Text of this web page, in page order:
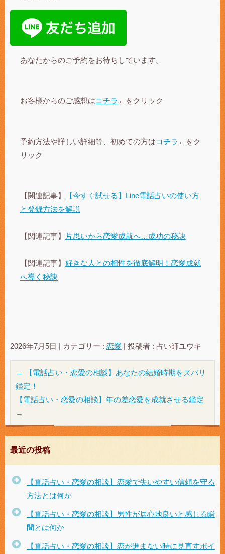
あなたからのご予約をお待ちしています。
お客様からのご感想はコチラ ←をクリック
予約方法や詳しい詳細等、初めての方はコチラ ←をク
リック
【関連記事】
【今すぐ試せる】Line電話占いの使い方
と登録方法を解説
【関連記事】 片思いから恋愛成就へ…成功の秘訣
【関連記事】 好きな人との相性を徹底解明！恋愛成就
へ導く秘訣
2026年7月5日 | カテゴリー : 恋愛 | 投稿者 : 占い師ユウキ
←
【電話占い・恋愛の相談】あなたの結婚時期をズバリ
鑑定！
【電話占い・恋愛の相談】年の差恋愛を成就させる鑑定
→
最近の投稿
【電話占い・恋愛の相談】恋愛で失いやすい信頼を守る
方法とは何か
【電話占い・恋愛の相談】男性が居心地良いと感じる瞬
間とは何か
【電話占い・恋愛の相談】恋が進まない時に見直すポイ